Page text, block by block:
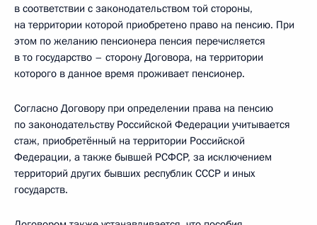
в соответствии с законодательством той стороны,
на территории которой приобретено право на пенсию. При
этом по желанию пенсионера пенсия перечисляется
в то государство – сторону Договора, на территории
которого в данное время проживает пенсионер.
Согласно Договору при определении права на пенсию
по законодательству Российской Федерации учитывается
стаж, приобретённый на территории Российской
Федерации, а также бывшей РСФСР, за исключением
территорий других бывших республик СССР и иных
государств.